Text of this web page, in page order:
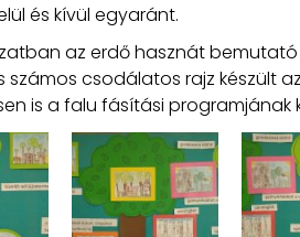
és kívül egyaránt.
az erdő hasznát
számos csodálatos rajz készült
is a falu fásítási programjának